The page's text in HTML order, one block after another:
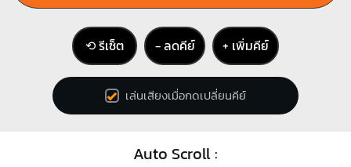
⟲ รีเซ็ต − ลดคีย์ + เพิ่มคีย์
เล่นเสียงเมื่อกดเปลี่ยนคีย์
Auto Scroll :